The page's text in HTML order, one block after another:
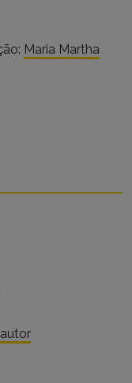
Maria Martha